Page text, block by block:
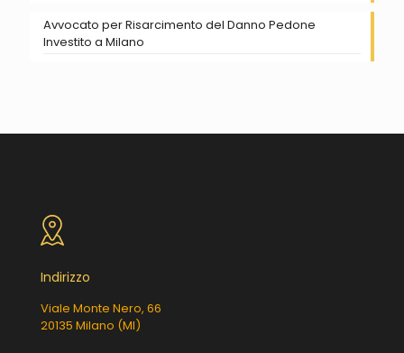
Avvocato per Risarcimento del Danno Pedone
Investito a Milano
Indirizzo
Viale Monte Nero, 66
20135 Milano (MI)